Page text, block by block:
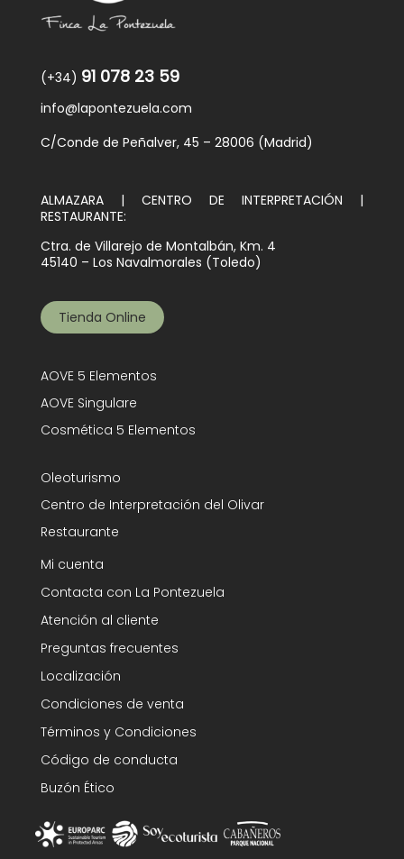
(+34) 91 078 23 59
info@lapontezuela.com
C/Conde de Peñalver, 45 – 28006 (Madrid)
ALMAZARA | CENTRO DE INTERPRETACIÓN |
RESTAURANTE:
Ctra. de Villarejo de Montalbán, Km. 4
45140 – Los Navalmorales (Toledo)
Tienda Online
AOVE 5 Elementos
AOVE Singulare
Cosmética 5 Elementos
Oleoturismo
Centro de Interpretación del Olivar
Restaurante
Mi cuenta
Contacta con La Pontezuela
Atención al cliente
Preguntas frecuentes
Localización
Condiciones de venta
Términos y Condiciones
Código de conducta
Buzón Ético